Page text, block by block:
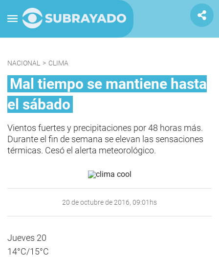
NACIONAL > CLIMA
Mal tiempo se mantiene hasta
el sábado
Vientos fuertes y precipitaciones por 48 horas más.
Durante el fin de semana se elevan las sensaciones
térmicas. Cesó el alerta meteorológico.
20 de octubre de 2016, 09:01hs
Jueves 20
14°C/15°C